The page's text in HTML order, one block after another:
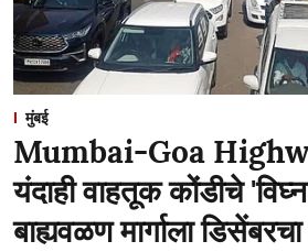
मुंबई
Mumbai-Goa
यंदाही वाहतूक कोंडीचे
बाह्यवळण मार्गाला